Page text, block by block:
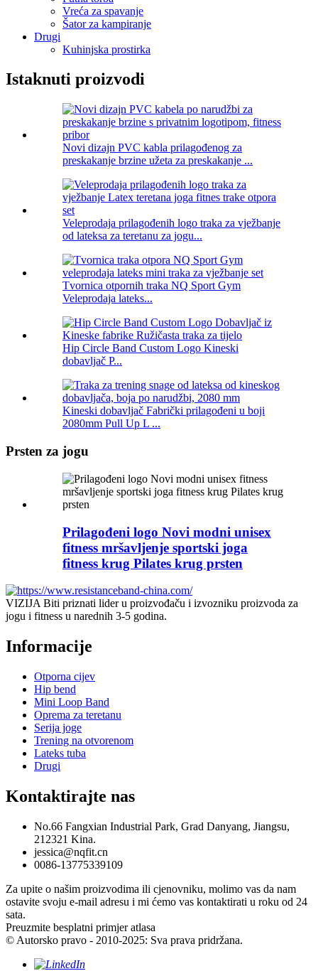
Vreća za spavanje
Šator za kampiranje
Drugi
Kuhinjska prostirka
Istaknuti proizvodi
Novi dizajn PVC kabla prilagođenog za
preskakanje brzine užeta za preskakanje ...
Veleprodaja prilagođenih logo traka za vježbanje
od lateksa za teretanu za jogu...
Tvornica otpornih traka NQ Sport Gym
Veleprodaja lateks...
Hip Circle Band Custom Logo Kineski
dobavljač P...
Kineski dobavljač Fabrički prilagođeni u boji
2080mm Pull Up L ...
Prsten za jogu
Prilagođeni logo Novi modni unisex
fitness mršavljenje sportski joga
fitness krug Pilates krug prsten
VIZIJA Biti priznati lider u proizvođaču i izvozniku proizvoda za
jogu i fitness u narednih 3-5 godina.
Informacije
Otporna cijev
Hip bend
Mini Loop Band
Oprema za teretanu
Serija joge
Trening na otvorenom
Lateks tuba
Drugi
Kontaktirajte nas
No.66 Fangxian Industrial Park, Grad Danyang, Jiangsu,
212321 Kina.
jessica@nqfit.cn
0086-13775339109
Za upite o našim proizvodima ili cjenovniku, molimo vas da nam
ostavite svoju e-mail adresu i mi ćemo vas kontaktirati u roku od 24
sata.
Preuzmite besplatni primjer atlasa
© Autorsko pravo - 2010-2025: Sva prava pridržana.